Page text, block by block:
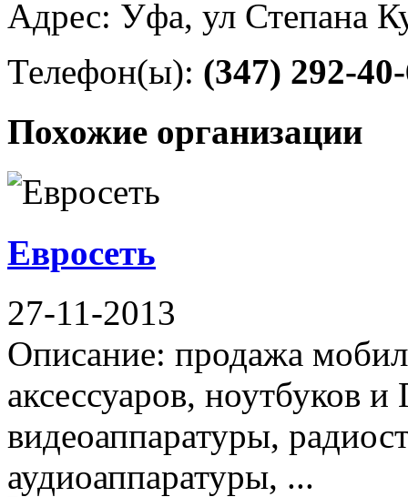
Адрес: Уфа, ул Степана
Телефон(ы): (347) 292-
Похожие организации
Евросеть
27-11-2013
Описание: продажа
аксессуаров, ноутбуков
видеоаппаратуры,
аудиоаппаратуры, ...